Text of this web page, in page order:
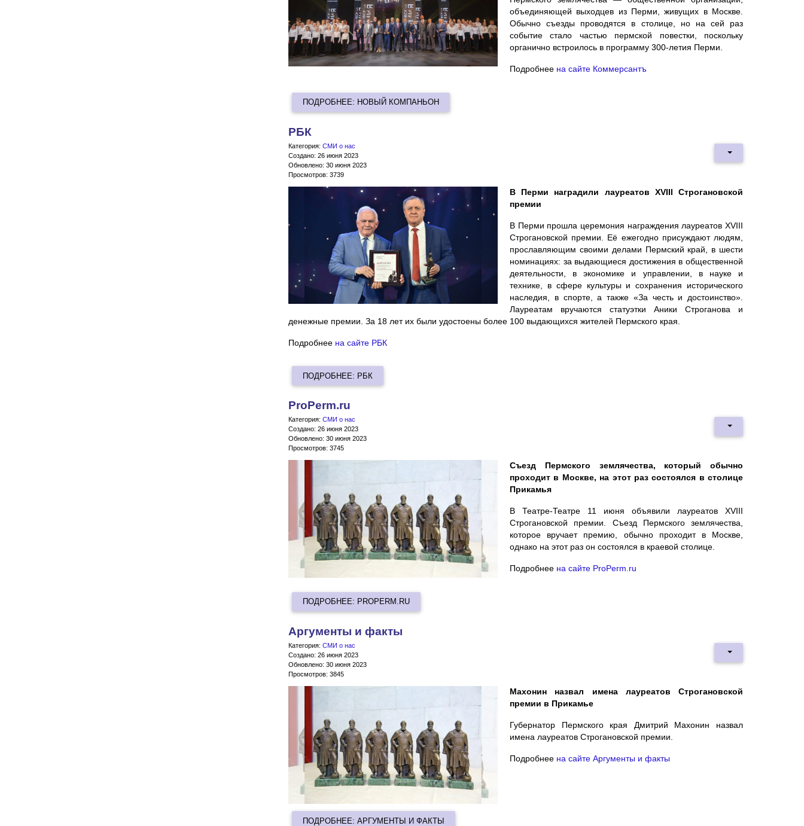
объединяющей выходцев из Перми, живущих в Москве.
Обычно съезды проводятся в столице, но на сей раз
событие стало частью пермской повестки, поскольку
органично встроилось в программу 300-летия Перми.
Подробнее на сайте Коммерсантъ
ПОДРОБНЕЕ: НОВЫЙ КОМПАНЬОН
РБК
Категория: СМИ о нас
Создано: 26 июня 2023
Обновлено: 30 июня 2023
Просмотров: 3739
В Перми наградили лауреатов XVIII Строгановской
премии
В Перми прошла церемония награждения лауреатов XVIII
Строгановской премии. Её ежегодно присуждают людям,
прославляющим своими делами Пермский край, в шести
номинациях: за выдающиеся достижения в общественной
деятельности, в экономике и управлении, в науке и
технике, в сфере культуры и сохранения исторического
наследия, в спорте, а также «За честь и достоинство».
Лауреатам вручаются статуэтки Аники Строганова и
денежные премии. За 18 лет их были удостоены более 100 выдающихся жителей Пермского края.
Подробнее на сайте РБК
ПОДРОБНЕЕ: РБК
ProPerm.ru
Категория: СМИ о нас
Создано: 26 июня 2023
Обновлено: 30 июня 2023
Просмотров: 3745
Съезд Пермского землячества, который обычно
проходит в Москве, на этот раз состоялся в столице
Прикамья
В Театре-Театре 11 июня объявили лауреатов XVIII
Строгановской премии. Съезд Пермского землячества,
которое вручает премию, обычно проходит в Москве,
однако на этот раз он состоялся в краевой столице.
Подробнее на сайте ProPerm.ru
ПОДРОБНЕЕ: PROPERM.RU
Аргументы и факты
Категория: СМИ о нас
Создано: 26 июня 2023
Обновлено: 30 июня 2023
Просмотров: 3845
Махонин назвал имена лауреатов Строгановской
премии в Прикамье
Губернатор Пермского края Дмитрий Махонин назвал
имена лауреатов Строгановской премии.
Подробнее на сайте Аргументы и факты
ПОДРОБНЕЕ: АРГУМЕНТЫ И ФАКТЫ